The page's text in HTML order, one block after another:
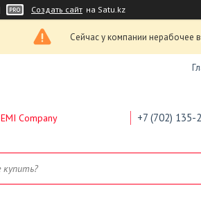
Создать сайт на Satu.kz
Сейчас у компании нерабочее
EMI Company +7 (702) 135-